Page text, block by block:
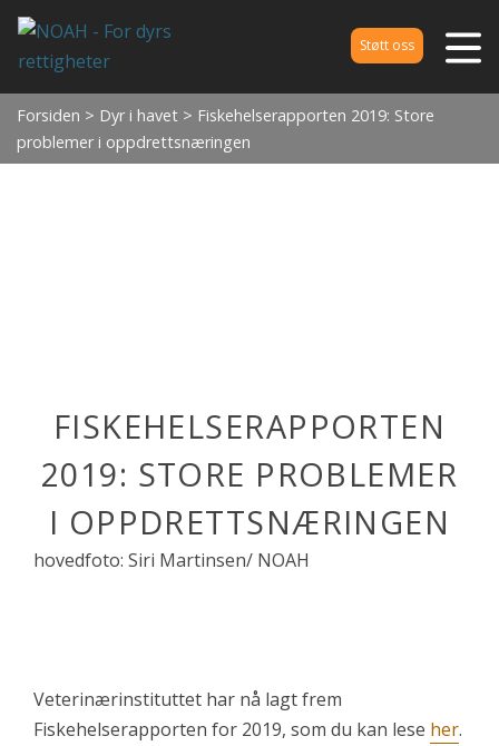
Støtt oss
Forsiden > Dyr i havet > Fiskehelserapporten 2019: Store
problemer i oppdrettsnæringen
FISKEHELSERAPPORTEN
2019: STORE PROBLEMER
I OPPDRETTSNÆRINGEN
hovedfoto: Siri Martinsen/ NOAH
Veterinærinstituttet har nå lagt frem
Fiskehelserapporten for 2019, som du kan lese her.